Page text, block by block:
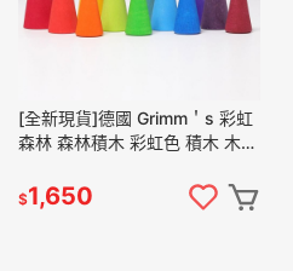
[全新現貨]德國 Grimm＇s 彩虹
森林 森林積木 彩虹色 積木 木製
$1,650